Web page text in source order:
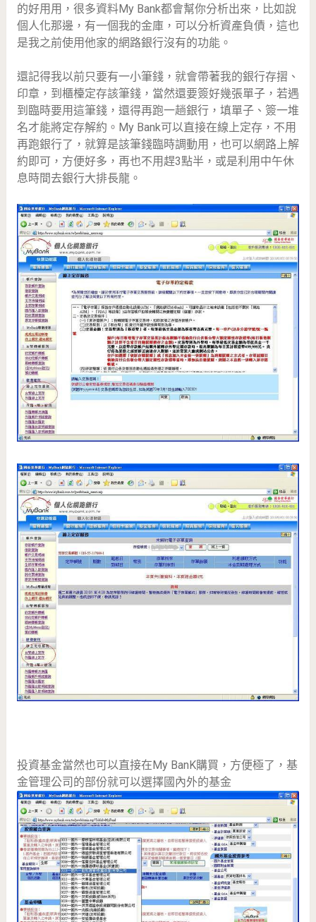
的好用用，很多資料My Bank都會幫你分析出來，比如說
個人化那邊，有一個我的金庫，可以分析資產負債，這也
是我之前使用他家的網路銀行沒有的功能。
還記得我以前只要有一小筆錢，就會帶著我的銀行存摺、
印章，到櫃檯定存該筆錢，當然還要簽好幾張單子，若遇
到臨時要用這筆錢，還得再跑一趟銀行，填單子、簽一堆
名才能將定存解約。My Bank可以直接在線上定存，不用
再跑銀行了，就算是該筆錢臨時調動用，也可以網路上解
約即可，方便好多，再也不用趕3點半，或是利用中午休
息時間去銀行大排長龍。
投資基金當然也可以直接在My BanK購買，方便極了，基
金管理公司的部份就可以選擇國內外的基金